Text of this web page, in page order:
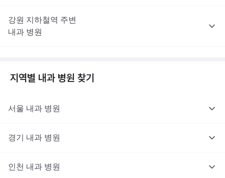
강원 지하철역 주변
내과 병원
지역별 내과 병원 찾기
서울 내과 병원
경기 내과 병원
인천 내과 병원